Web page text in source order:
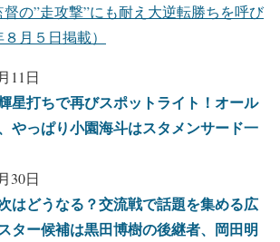
の”走攻撃”にも耐え大逆転勝ちを呼び
月５日掲載）
11日
星打ちで再びスポットライト！オール
やっぱり小園海斗はスタメンサード一
30日
はどうなる？交流戦で話題を集める広
ター候補は黒田博樹の後継者、岡田明